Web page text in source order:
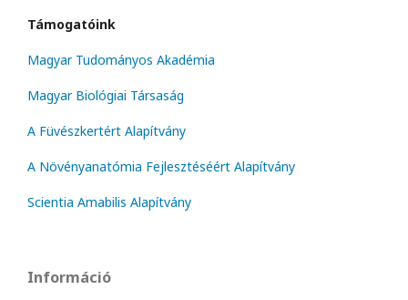
Támogatóink
Magyar Tudományos Akadémia
Magyar Biológiai Társaság
A Füvészkertért Alapítvány
A Növényanatómia Fejlesztéséért Alapítvány
Scientia Amabilis Alapítvány
Információ